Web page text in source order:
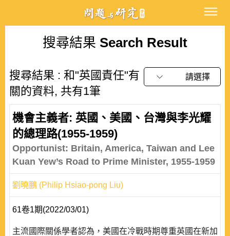
搜尋結果 Search Result
搜尋結果 : 和"英國責任"有
關的資料, 共有1筆
請選擇
機會主義者: 英國、美國、台灣與李光耀
的總理路(1955-1959)
Opportunist: Britain, America, Taiwan and Lee
Kuan Yew’s Road to Prime Minister, 1955-1959
劉曉鵬 (Philip Hsiao-pong Liu)
61卷1期(2022/03/01)
主流國際關係學者認為，美國在冷戰時期尊重英國在新加